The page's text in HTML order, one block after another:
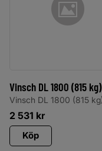
Vinsch DL 1800 (815 kg)
Vinsch DL 1800 (815
2 531 kr
Köp